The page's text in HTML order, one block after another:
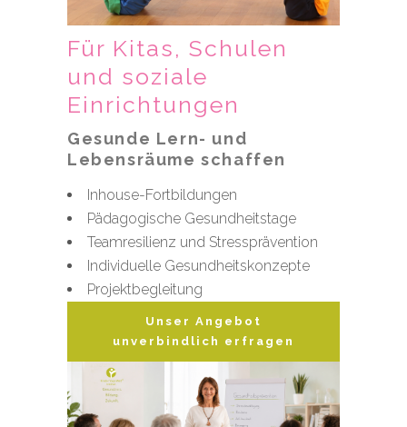
Für Kitas, Schulen
und soziale
Einrichtungen
Gesunde Lern- und
Lebensräume schaffen
Inhouse-Fortbildungen
Pädagogische Gesundheitstage
Teamresilienz und Stressprävention
Individuelle Gesundheitskonzepte
Projektbegleitung
Unser Angebot
unverbindlich erfragen